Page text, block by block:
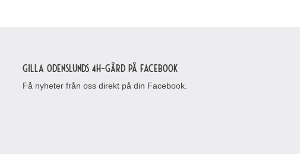
Gilla Odenslunds 4H-gård på Facebook
Få nyheter från oss direkt på din Facebook.